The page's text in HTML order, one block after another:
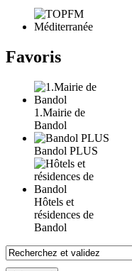
Favoris
1.Mairie de
Bandol
Bandol PLUS
Hôtels et
résidences de
Bandol